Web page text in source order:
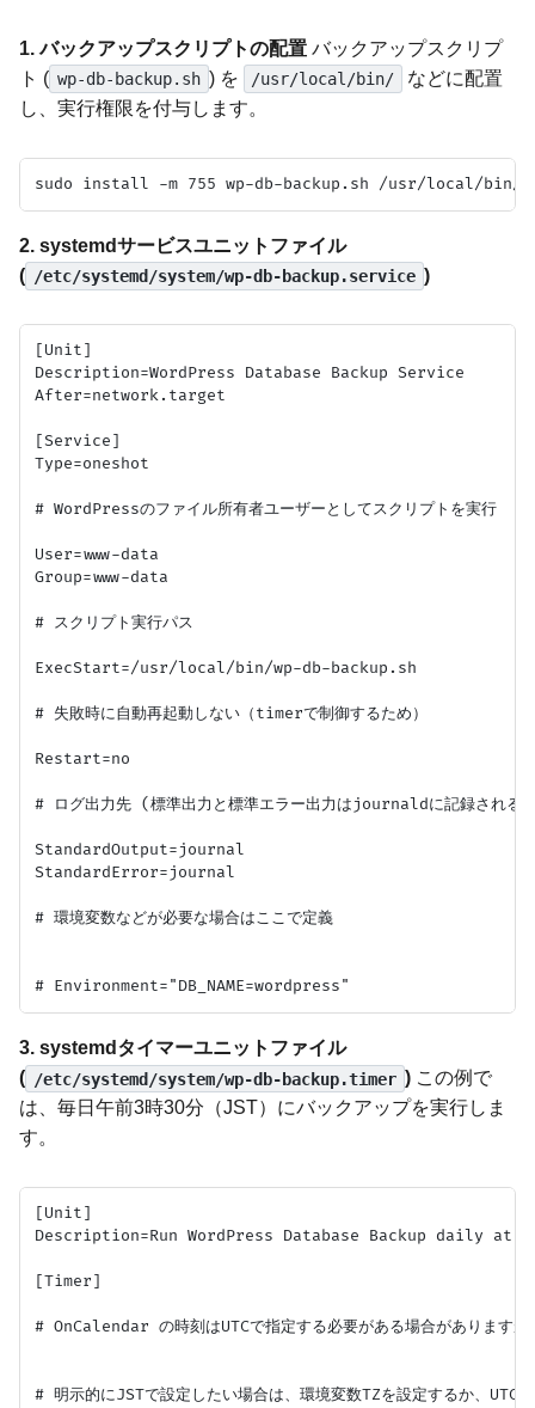
1. バックアップスクリプトの配置 バックアップスクリプ
ト ( wp-db-backup.sh ) を /usr/local/bin/
などに配置
し、実行権限を付与します。
2. systemdサービスユニットファイル
( /etc/systemd/system/wp-db-backup.service )
[Unit]
Description=WordPress Database Backup Service
After=network.target
[Service]
Type=oneshot
# WordPressのファイル所有者ユーザーとしてスクリプトを実行
User=www-data
Group=www-data
# スクリプト実行パス
ExecStart=/usr/local/bin/wp-db-backup.sh
# 失敗時に自動再起動しない（timerで制御するため）
Restart=no
# ログ出力先 (標準出力と標準エラー出力はjournaldに記録される)
StandardOutput=journal
StandardError=journal
# 環境変数などが必要な場合はここで定義
3. systemdタイマーユニットファイル
( /etc/systemd/system/wp-db-backup.timer )この例で
は、毎日午前3時30分（JST）にバックアップを実行しま
す。
[Unit]
Description=Run WordPress Database Backup daily at
[Timer]
# OnCalendar の時刻はUTCで指定する必要がある場合があります
# 明示的にJSTで設定したい場合は、環境変数TZを設定するか、UTC